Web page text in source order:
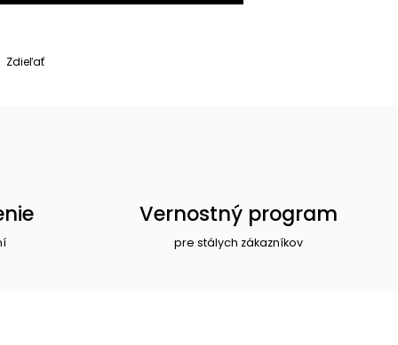
Zdieľať
Vernostný program
pre stálych zákazníkov